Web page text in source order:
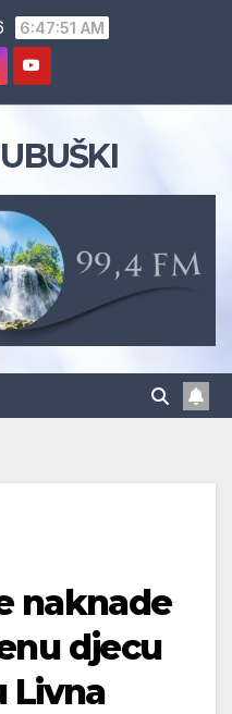
6:47:52 AM
naknade
djecu
Livna